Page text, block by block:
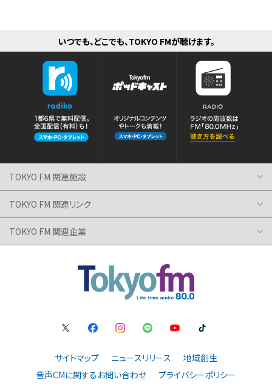
いつでも、どこでも、TOKYO FMが聴けます。
TOKYO FM 関連施設
TOKYO FM 関連リンク
TOKYO FM 関連企業
サイトマップ ニュースリリース
地域創生
音声CMに関するお問い合わせ
プライバシーポリシー